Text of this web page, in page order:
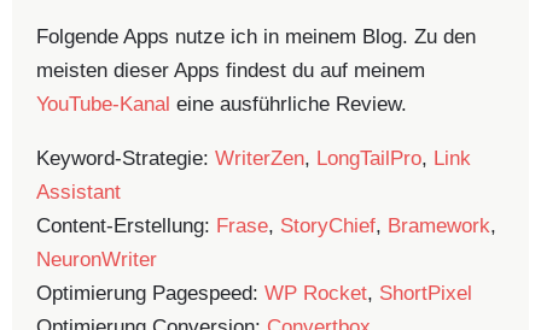
Folgende Apps nutze ich in meinem Blog. Zu den
meisten dieser Apps findest du auf meinem
YouTube-Kanal eine ausführliche Review.
Keyword-Strategie: WriterZen, LongTailPro, Link
Assistant
Content-Erstellung: Frase, StoryChief, Bramework,
NeuronWriter
Optimierung Pagespeed: WP Rocket, ShortPixel